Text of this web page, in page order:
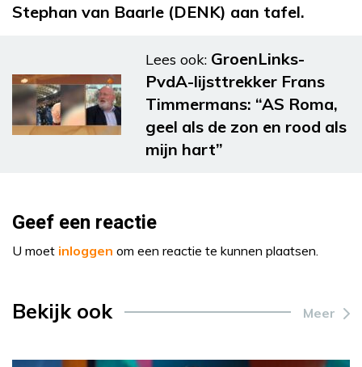
Stephan van Baarle (DENK) aan tafel.
Lees ook: GroenLinks-
PvdA-lijsttrekker Frans
Timmermans: “AS Roma,
geel als de zon en rood als
mijn hart”
Geef een reactie
U moet inloggen om een reactie te kunnen plaatsen.
Bekijk ook Meer